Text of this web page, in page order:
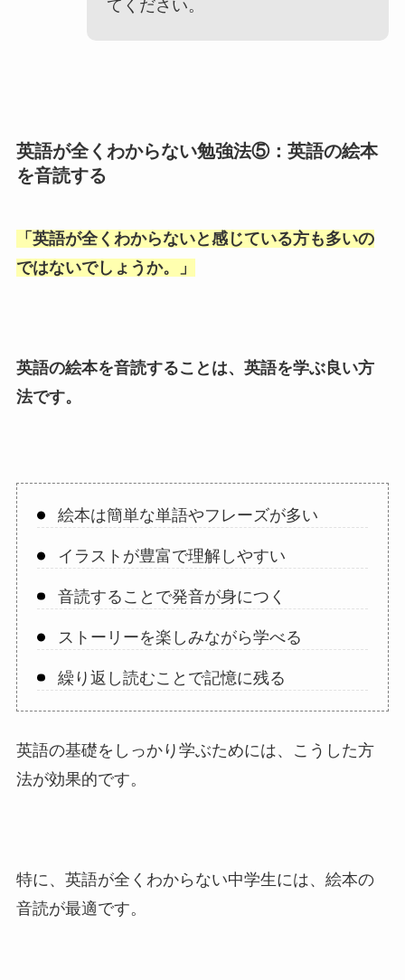
てください。
英語が全くわからない勉強法⑤：英語の絵本
を音読する
「 英語が全くわからないと感じている方も多いの
ではないでしょうか。
」
英語の絵本を音読することは、英語を学ぶ良い方
法です。
絵本は簡単な単語やフレーズが多い
イラストが豊富で理解しやすい
音読することで発音が身につく
ストーリーを楽しみながら学べる
繰り返し読むことで記憶に残る
英語の基礎をしっかり学ぶためには、こうした方
法が効果的です。
特に、英語が全くわからない中学生には、絵本の
音読が最適です。